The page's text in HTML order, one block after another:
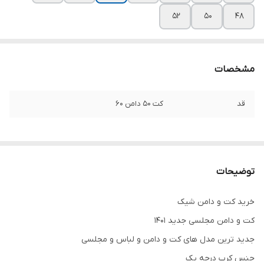
۴۸ ۵۰ ۵۲
مشخصات
قد کت ۵۰ دامن ۶۰
توضیحات
خرید کت و دامن شیک
کت و دامن مجلسی جدید ۱۴۰۱
جدید ترین مدل های کت و دامن و لباس و مجلسی
جنس کرپ درجه یک